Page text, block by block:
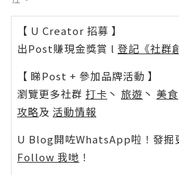
【 U Creator 招募 】
出Post賺現金獎賞 l 登記《社群
【 睇Post + 參加品牌活動 】
瀏覽更多社群 打卡 丶 旅遊 丶 美食
攻略及 活動情報
U Blog開咗WhatsApp啦！發掘
Follow 我哋 ！